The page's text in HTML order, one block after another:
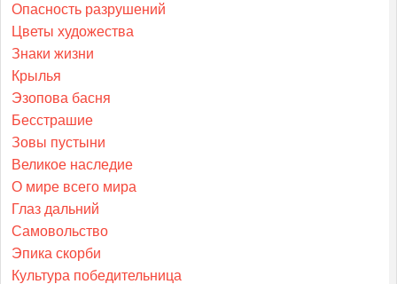
Опасность разрушений
Цветы художества
Знаки жизни
Крылья
Эзопова басня
Бесстрашие
Зовы пустыни
Великое наследие
О мире всего мира
Глаз дальний
Самовольство
Эпика скорби
Культура победительница